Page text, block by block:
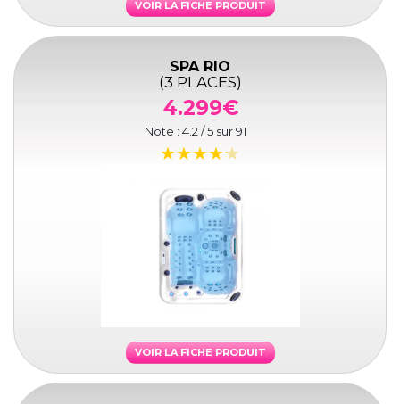
VOIR LA FICHE PRODUIT
SPA RIO
(3 PLACES)
4.299€
Note : 4.2 / 5 sur91
VOIR LA FICHE PRODUIT